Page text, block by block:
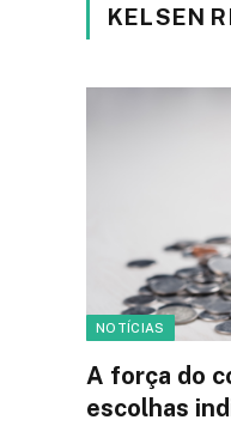
KELSEN
NOTÍCIAS
A força do
escolhas